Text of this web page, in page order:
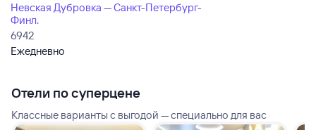
Невская Дубровка — Санкт-Петербург-
Финл.
6942
Ежедневно
Отели по суперцене
Классные варианты с выгодой — специально для вас